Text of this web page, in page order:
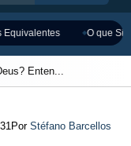
O que
Enten...
Por Stéfano Barcellos